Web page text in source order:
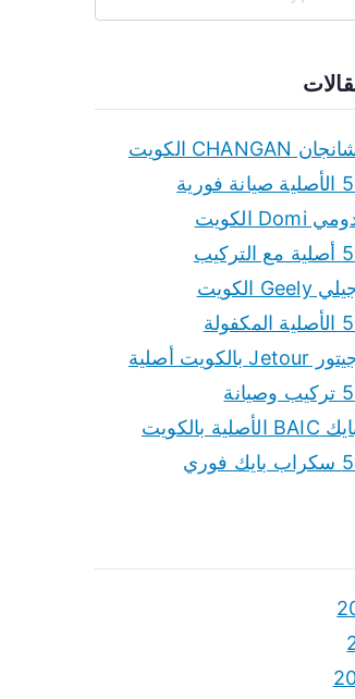
r
قطع غيار شانجان CHANGAN الكويت
قطع غيار دومي Domi الكويت
قطع غيار جيلي Geely الكويت
قطع غيار جيتور Jetour بالكويت أصلية
قطع غيار بايك BAIC الأصلية بالكويت